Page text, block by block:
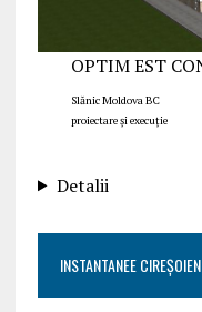
OPTIM EST
Slănic Moldova BC
proiectare și execuție
Detalii
INSTANTANEE